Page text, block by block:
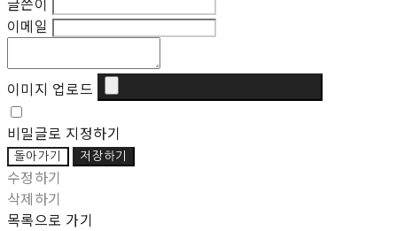
이메일
이미지 업로드
비밀글로 지정하기
돌아가기 저장하기
수정하기
삭제하기
목록으로 가기